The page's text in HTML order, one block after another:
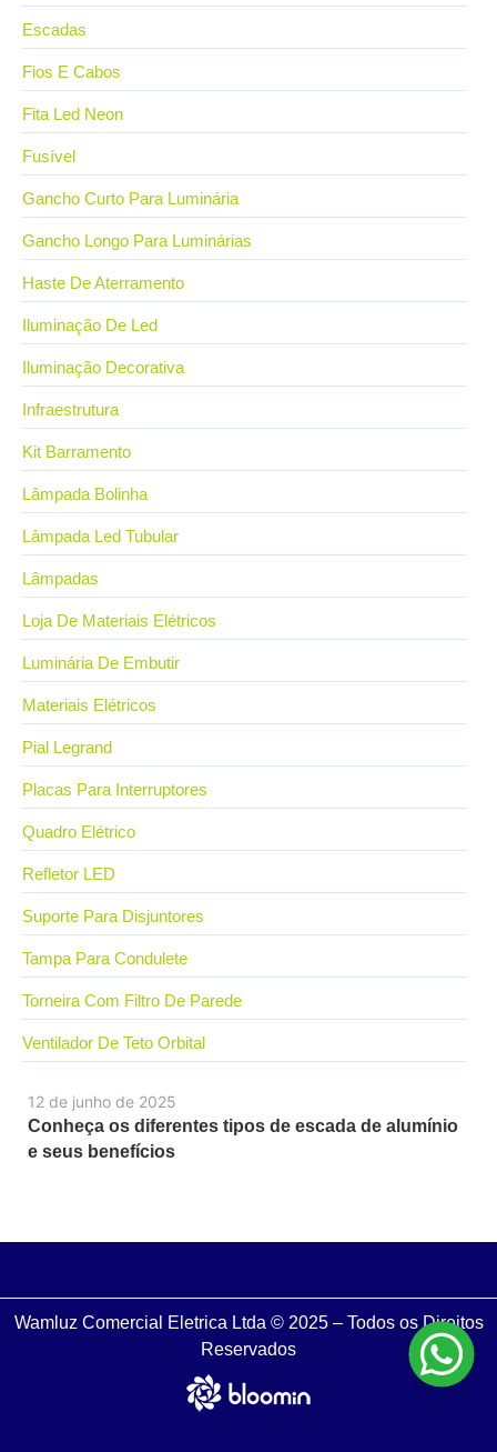
12 de junho de 2025
Conheça os diferentes tipos de escada de alumínio
e seus benefícios
Escadas
Fios E Cabos
Fita Led Neon
Fusível
Gancho Curto Para Luminária
Gancho Longo Para Luminárias
Haste De Aterramento
Iluminação De Led
Iluminação Decorativa
Infraestrutura
Kit Barramento
Lâmpada Bolinha
Lâmpada Led Tubular
Lâmpadas
Loja De Materiais Elétricos
Luminária De Embutir
Materiais Elétricos
Pial Legrand
Placas Para Interruptores
Quadro Elétrico
Refletor LED
Suporte Para Disjuntores
Tampa Para Condulete
Torneira Com Filtro De Parede
Ventilador De Teto Orbital
Wamluz Comercial Eletrica Ltda © 2025 – Todos os Direitos
Reservados